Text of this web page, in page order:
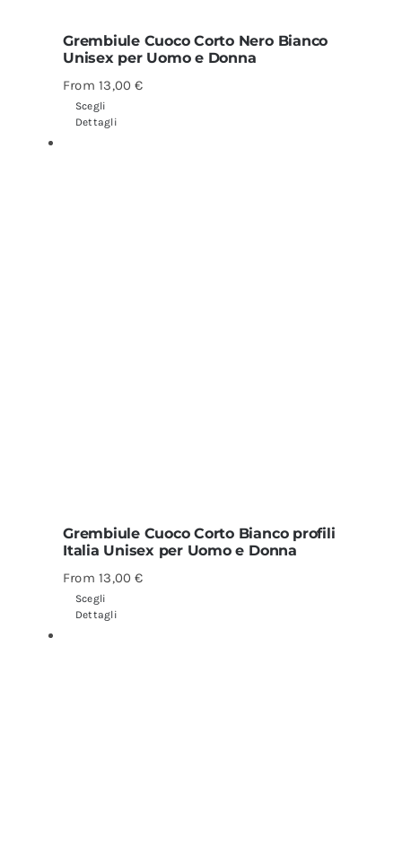
Grembiule Cuoco Corto Nero Bianco
Unisex per Uomo e Donna
From13,00€
Scegli
Dettagli
Grembiule Cuoco Corto Bianco profili
Italia Unisex per Uomo e Donna
From13,00€
Scegli
Dettagli